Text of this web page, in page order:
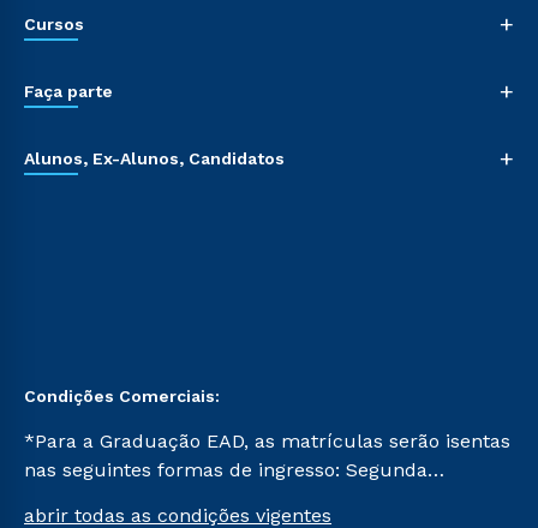
Cursos +
Faça parte +
Alunos, Ex-Alunos, Candidatos +
Condições Comerciais:
*Para a Graduação EAD, as matrículas serão isentas
nas seguintes formas de ingresso: Segunda
abrir todas as condições vigentes